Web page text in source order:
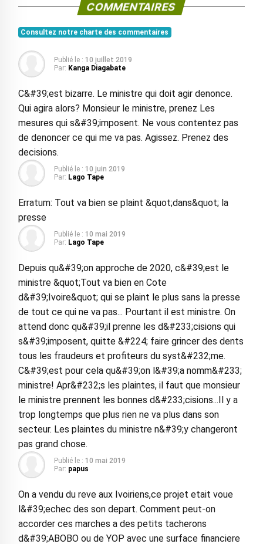
COMMENTAIRES
Consultez notre charte des commentaires
Publié le : 10 juillet 2019
Par: Kanga Diagabate
C&#39;est bizarre. Le ministre qui doit agir denonce.
Qui agira alors? Monsieur le ministre, prenez Les
mesures qui s&#39;imposent. Ne vous contentez pas
de denoncer ce qui me va pas. Agissez. Prenez des
decisions.
Publié le : 10 juin 2019
Par: Lago Tape
Erratum: Tout va bien se plaint &quot;dans&quot; la
presse
Publié le : 10 mai 2019
Par: Lago Tape
Depuis qu&#39;on approche de 2020, c&#39;est le
ministre &quot;Tout va bien en Cote
d&#39;Ivoire&quot; qui se plaint le plus sans la presse
de tout ce qui ne va pas... Pourtant il est ministre. On
attend donc qu&#39;il prenne les d&#233;cisions qui
s&#39;imposent, quitte &#224; faire grincer des dents
tous les fraudeurs et profiteurs du syst&#232;me.
C&#39;est pour cela qu&#39;on l&#39;a nomm&#233;
ministre! Apr&#232;s les plaintes, il faut que monsieur
le ministre prennent les bonnes d&#233;cisions...Il y a
trop longtemps que plus rien ne va plus dans son
secteur. Les plaintes du ministre n&#39;y changeront
pas grand chose.
Publié le : 10 mai 2019
Par: papus
On a vendu du reve aux Ivoiriens,ce projet etait voue
l&#39;echec des son depart. Comment peut-on
accorder ces marches a des petits tacherons
d&#39;ABOBO ou de YOP avec une surface financiere